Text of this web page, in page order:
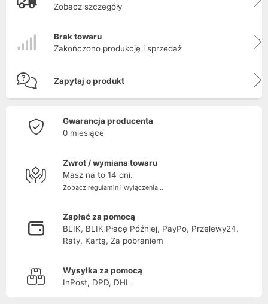
Zobacz szczegóły
Brak towaru
Zakończono produkcję i sprzedaż
Zapytaj o produkt
Gwarancja producenta
0 miesiące
Zwrot / wymiana towaru
Masz na to 14 dni.
Zobacz regulamin i wyłączenia...
Zapłać za pomocą
BLIK, BLIK Płacę Później, PayPo, Przelewy24,
Raty, Kartą, Za pobraniem
Wysyłka za pomocą
InPost, DPD, DHL